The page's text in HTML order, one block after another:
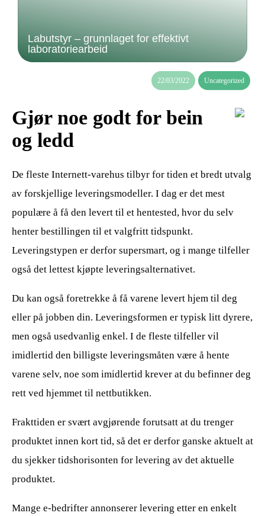
Labutstyr – grunnlaget for effektivt
laboratoriearbeid
22/03/2022 Uncategorized
Gjør noe godt for bein
og ledd
De fleste Internett-varehus tilbyr for tiden et bredt utvalg
av forskjellige leveringsmodeller. I dag er det mest
populære å få den levert til et hentested, hvor du selv
henter bestillingen til et valgfritt tidspunkt.
Leveringstypen er derfor supersmart, og i mange tilfeller
også det lettest kjøpte leveringsalternativet.
Du kan også foretrekke å få varene levert hjem til deg
eller på jobben din. Leveringsformen er typisk litt dyrere,
men også usedvanlig enkel. I de fleste tilfeller vil
imidlertid den billigste leveringsmåten være å hente
varene selv, noe som imidlertid krever at du befinner deg
rett ved hjemmet til nettbutikken.
Frakttiden er svært avgjørende forutsatt at du trenger
produktet innen kort tid, så det er derfor ganske aktuelt at
du sjekker tidshorisonten for levering av det aktuelle
produktet.
Mange e-bedrifter annonserer levering etter en enkelt